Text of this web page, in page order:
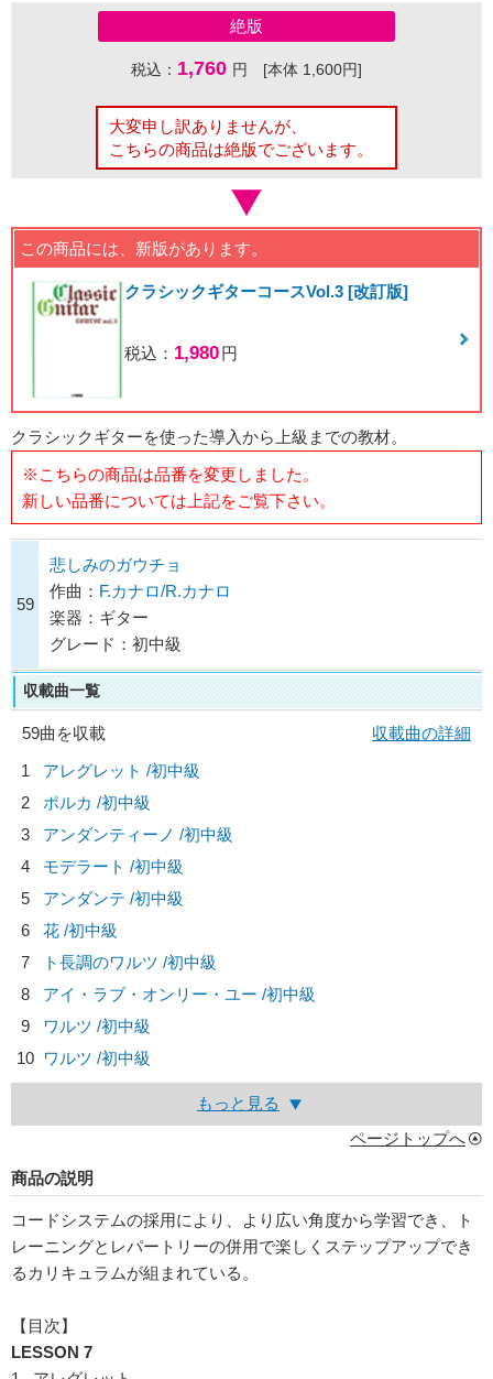
絶版
税込： 1,760 円 [本体 1,600円]
大変申し訳ありませんが、
こちらの商品は絶版でございます。
この商品には、新版があります。
クラシックギターコースVol.3 [改訂版]
税込： 1,980円
クラシックギターを使った導入から上級までの教材。
※こちらの商品は品番を変更しました。
新しい品番については上記をご覧下さい。
59
悲しみのガウチョ
作曲： F.カナロ/R.カナロ
楽器：ギター
グレード：初中級
収載曲一覧
59曲を収載
収載曲の詳細
1
アレグレット /初中級
2
ポルカ /初中級
3
アンダンティーノ /初中級
4
モデラート /初中級
5
アンダンテ /初中級
6
花 /初中級
7
ト長調のワルツ /初中級
8
アイ・ラブ・オンリー・ユー /初中級
9
ワルツ /初中級
10 ワルツ /初中級
もっと見る
ページトップへ
商品の説明
コードシステムの採用により、より広い角度から学習でき、ト
レーニングとレパートリーの併用で楽しくステップアップでき
るカリキュラムが組まれている。
【目次】
LESSON 7